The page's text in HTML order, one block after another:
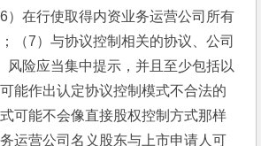
）在行使取得内资业务运营公司所有
（7）与协议控制相关的协议、公司
风险应当集中提示，并且至少包括以
能作出认定协议控制模式不合法的
可能不会像直接股权控制方式那样
运营公司名义股东与上市申请人可